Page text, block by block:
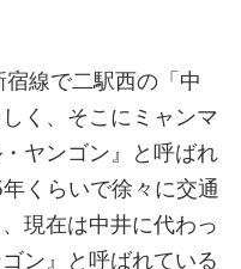
線で二駅西の「中
く、そこにミャンマ
ヤンゴン』と呼ばれ
くらいで徐々に交通
現在は中井に代わっ
ン』と呼ばれている